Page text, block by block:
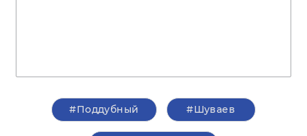
#Поддубный #Шуваев